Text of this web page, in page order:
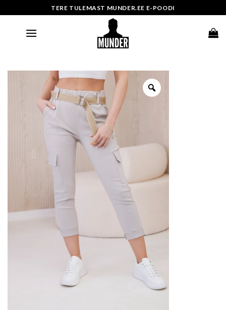
to
TERE TULEMAST MUNDER.EE E-POODI